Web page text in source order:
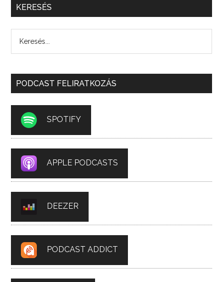
KERESÉS
PODCAST FELIRATKOZÁS
SPOTIFY
APPLE PODCASTS
DEEZER
PODCAST ADDICT